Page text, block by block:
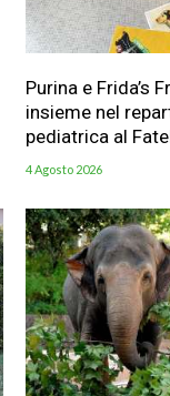
Purina e Frida’s
insieme nel
pediatrica al
4 Agosto 2026